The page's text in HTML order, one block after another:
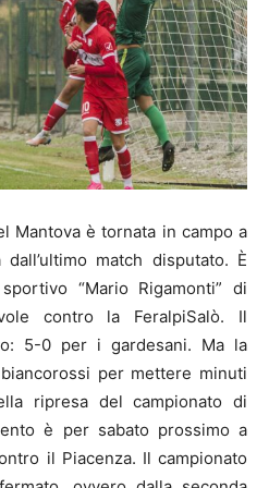
Mantova è tornata in campo a
match disputato. È
“Mario Rigamonti” di
contro la FeralpiSalò. Il
5-0 per i gardesani. Ma la
per mettere minuti
ripresa del campionato di
è per sabato prossimo a
il Piacenza. Il campionato